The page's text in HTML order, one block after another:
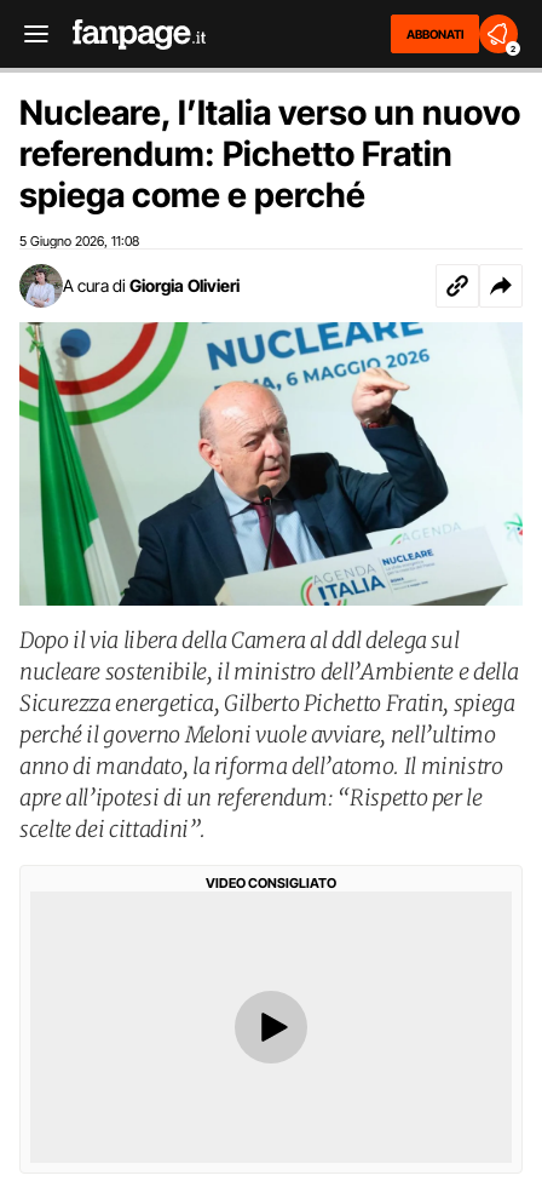
ABBONATI
2
Nucleare, l’Italia verso un nuovo
referendum: Pichetto Fratin
spiega come e perché
5 Giugno 2026 11:08
A cura di Giorgia Olivieri
Dopo il via libera della Camera al ddl delega sul
nucleare sostenibile, il ministro dell’Ambiente e della
Sicurezza energetica, Gilberto Pichetto Fratin, spiega
perché il governo Meloni vuole avviare, nell’ultimo
anno di mandato, la riforma dell’atomo. Il ministro
apre all’ipotesi di un referendum: “Rispetto per le
scelte dei cittadini”.
VIDEO CONSIGLIATO